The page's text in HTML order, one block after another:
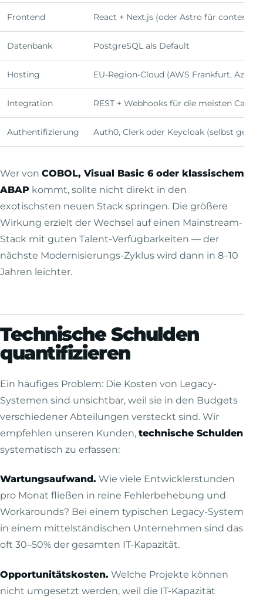
Frontend React + Next.js (oder Astro für content-
Datenbank PostgreSQL als Default
Hosting EU-Region-Cloud (AWS Frankfurt,
Integration REST + Webhooks für die meisten
Authentifizierung Auth0, Clerk oder Keycloak (selbst
Wer von COBOL, Visual Basic 6 oder klassischem
ABAP kommt, sollte nicht direkt in den
exotischsten neuen Stack springen. Die größere
Wirkung erzielt der Wechsel auf einen Mainstream-
Stack mit guten Talent-Verfügbarkeiten — der
nächste Modernisierungs-Zyklus wird dann in 8–10
Jahren leichter.
Technische Schulden
quantifizieren
Ein häufiges Problem: Die Kosten von Legacy-
Systemen sind unsichtbar, weil sie in den Budgets
verschiedener Abteilungen versteckt sind. Wir
empfehlen unseren Kunden, technische Schulden
systematisch zu erfassen:
Wartungsaufwand. Wie viele Entwicklerstunden
pro Monat fließen in reine Fehlerbehebung und
Workarounds? Bei einem typischen Legacy-System
in einem mittelständischen Unternehmen sind das
oft 30–50% der gesamten IT-Kapazität.
Opportunitätskosten. Welche Projekte können
nicht umgesetzt werden, weil die IT-Kapazität